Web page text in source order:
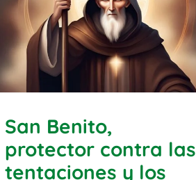
San Benito,
protector contra las
tentaciones y los